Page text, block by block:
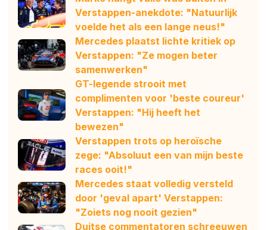
Verstappen-anekdote: "Natuurlijk
voelde het als een lange neus!"
Mercedes plaatst lichte kritiek op
Verstappen: "Ze mogen beter
samenwerken"
GT-legende strooit met
complimenten voor 'beste coureur'
Verstappen: "Hij heeft het
bewezen"
Verstappen trots op heroïsche
zege: "Absoluut een van mijn beste
races ooit!"
Mercedes staat volledig versteld
door 'geval apart' Verstappen:
"Zoiets nog nooit gezien"
Duitse commentatoren schreeuwen